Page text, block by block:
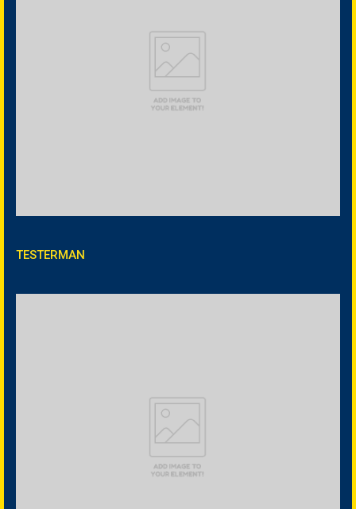
TESTERMAN